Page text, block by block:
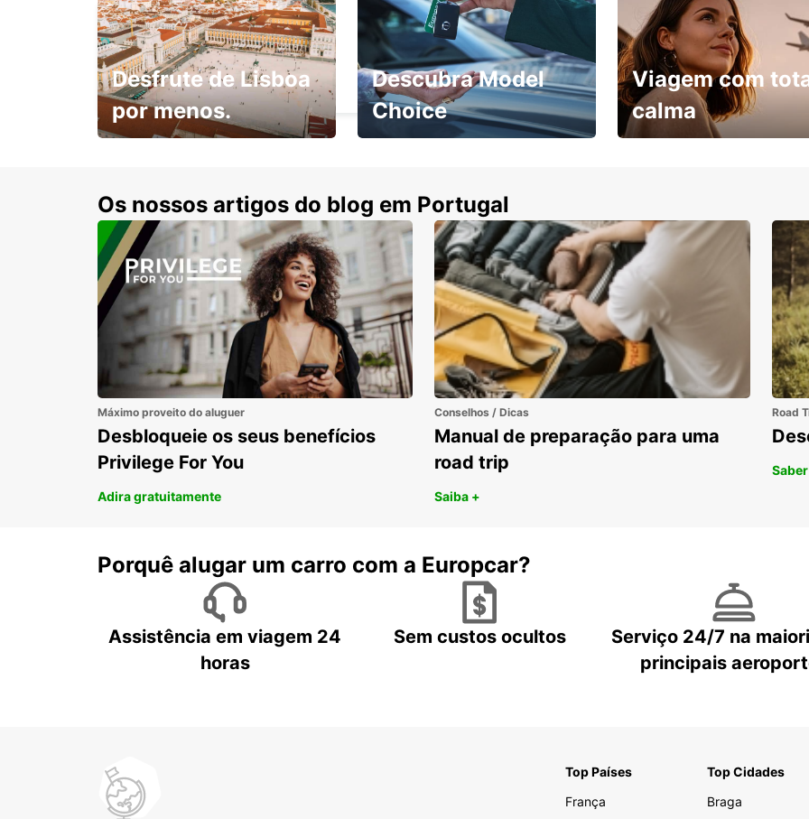
TORRES NOVAS
TORRES NOVAS - PORTUGAL
Desfrute de Lisboa
por menos.
Descubra Model
Choice
Viagem com
calma
Os nossos artigos do blog em Portugal
Máximo proveito do aluguer
Desbloqueie os seus benefícios
Privilege For You
Adira gratuitamente
Conselhos / Dicas
Manual de preparação para uma
road trip
Saiba +
Road
Porquê alugar um carro com a Europcar?
Assistência em viagem 24
horas
Sem custos ocultos
Serviço 24/7 na
principais
Top Países
França
Top Cidades
Braga